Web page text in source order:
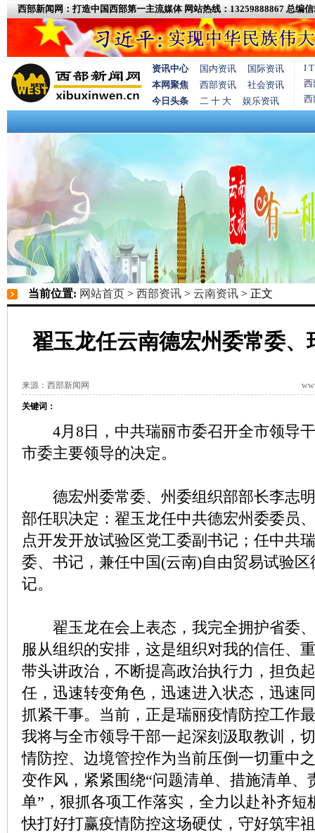
西部新闻网：打造中国西部第一主流媒体 网站热线：13259888867 总编信
资讯中心 国内资讯
国际资讯
本网聚焦
西部资讯
社会资讯
今日头条
二 十 大 娱乐资讯
I
西
西
当前位置: 网站首页 > 西部资讯 > 云南资讯 > 正文
翟玉龙任云南德宏州委常委、
来源：西部新闻网
关键词：
4月8日，中共瑞丽市委召开全市领导
市委主要领导的决定。
德宏州委常委、州委组织部部长李志明
部任职决定：翟玉龙任中共德宏州委委员
点开发开放试验区党工委副书记；任中共
委、书记，兼任中国(云南)自由贸易试验
记。
翟玉龙在会上表态，我完全拥护省委、
服从组织的安排，这是组织对我的信任、
带头讲政治，不断提高政治执行力，担负
任，迅速转变角色，迅速进入状态，迅速
抓紧干事。当前，正是瑞丽疫情防控工作
我将与全市领导干部一起深刻汲取教训，
情防控、边境管控作为当前压倒一切重中
变作风，紧紧围绕“问题清单、措施清单、
单”，狠抓各项工作落实，全力以赴补齐短
快打好打赢疫情防控这场硬仗，守好筑牢